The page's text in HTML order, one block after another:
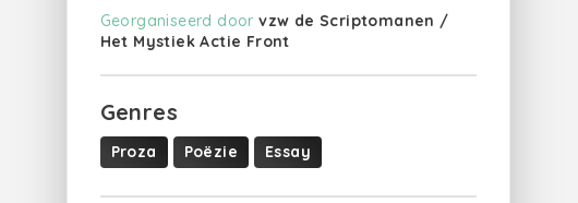
Georganiseerd door vzw de Scriptomanen /
Het Mystiek Actie Front
Genres
Proza Poëzie Essay